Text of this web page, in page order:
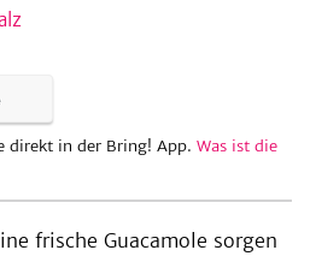
direkt in der Bring! App. Was ist die
frische Guacamole sorgen